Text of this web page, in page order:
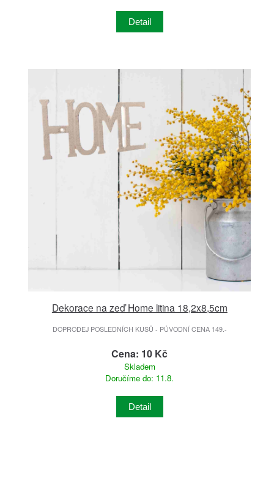
Detail
Dekorace na zeď Home litina 18,2x8,5cm
DOPRODEJ POSLEDNÍCH KUSŮ - PŮVODNÍ CENA 149.-
Cena: 10 Kč
Skladem
Doručíme do: 11.8.
Detail